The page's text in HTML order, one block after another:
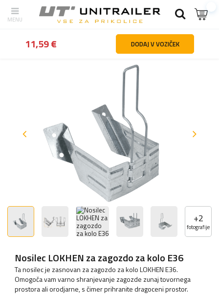
Nazaj domov Kolesa platišča pnevmatike Zagozde za kolesa
+2
fotografije
Nosilec LOKHEN za zagozdo za kolo E36
Ta nosilec je zasnovan za zagozdo za kolo LOKHEN E36.
Omogoča vam varno shranjevanje zagozde zunaj tovornega
prostora ali orodjarne, s čimer prihranite dragoceni prostor.
11,59 € DODAJ V VOZIČEK